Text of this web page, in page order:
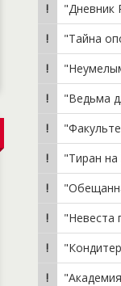
"Дневник
"Тайна
"Ведьма
"Тиран на
"Невеста